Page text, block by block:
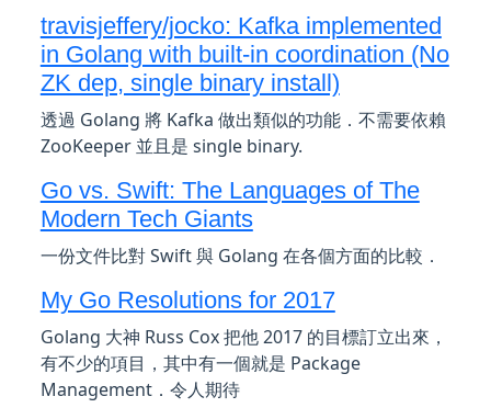
travisjeffery/jocko: Kafka implemented
in Golang with built-in coordination (No
ZK dep, single binary install)
透過 Golang 將 Kafka 做出類似的功能．不需要依賴
ZooKeeper 並且是 single binary.
Go vs. Swift: The Languages of The
Modern Tech Giants
一份文件比對 Swift 與 Golang 在各個方面的比較．
My Go Resolutions for 2017
Golang 大神 Russ Cox 把他 2017 的目標訂立出來，
有不少的項目，其中有一個就是 Package
Management．令人期待